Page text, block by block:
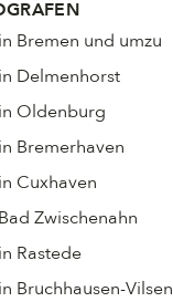
Bremen und umzu
Delmenhorst
Oldenburg
Bremerhaven
Cuxhaven
Zwischenahn
Rastede
Bruchhausen-Vilsen